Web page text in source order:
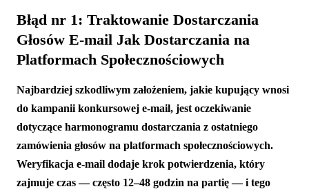
Błąd nr 1: Traktowanie Dostarczania
Głosów E-mail Jak Dostarczania na
Platformach Społecznościowych
Najbardziej szkodliwym założeniem, jakie kupujący wnosi
do kampanii konkursowej e-mail, jest oczekiwanie
dotyczące harmonogramu dostarczania z ostatniego
zamówienia głosów na platformach społecznościowych.
Weryfikacja e-mail dodaje krok potwierdzenia, który
zajmuje czas — często 12–48 godzin na partię — i tego